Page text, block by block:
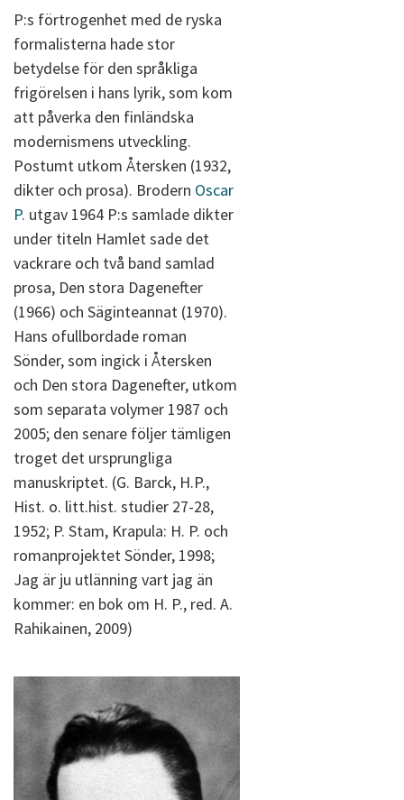
P:s förtrogenhet med de ryska
formalisterna hade stor
betydelse för den språkliga
frigörelsen i hans lyrik, som kom
att påverka den finländska
modernismens utveckling.
Postumt utkom Återsken (1932,
dikter och prosa). Brodern Oscar
P. utgav 1964 P:s samlade dikter
under titeln Hamlet sade det
vackrare och två band samlad
prosa, Den stora Dagenefter
(1966) och Säginteannat (1970).
Hans ofullbordade roman
Sönder, som ingick i Återsken
och Den stora Dagenefter, utkom
som separata volymer 1987 och
2005; den senare följer tämligen
troget det ursprungliga
manuskriptet. (G. Barck, H.P.,
Hist. o. litt.hist. studier 27-28,
1952; P. Stam, Krapula: H. P. och
romanprojektet Sönder, 1998;
Jag är ju utlänning vart jag än
kommer: en bok om H. P., red. A.
Rahikainen, 2009)